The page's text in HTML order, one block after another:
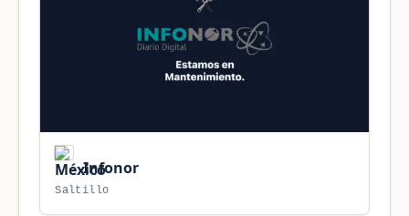
Infonor
Saltillo